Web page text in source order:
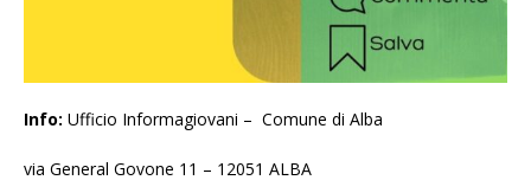
Info: Ufficio Informagiovani – Comune di Alba
via General Govone 11 – 12051 ALBA